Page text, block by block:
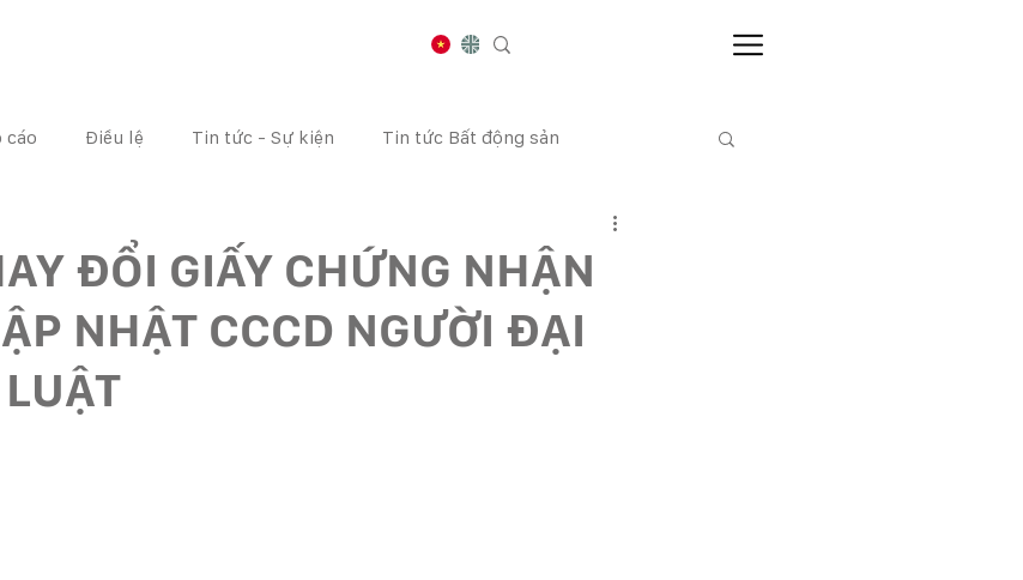
cáo Điều lệ Tin tức - Sự kiện Tin tức Bất động sản
ĐỔI GIẤY CHỨNG NHẬN
NHẬT CCCD NGƯỜI ĐẠI